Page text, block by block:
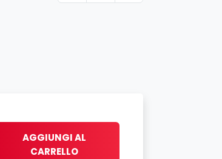
AGGIUNGI AL
CARRELLO